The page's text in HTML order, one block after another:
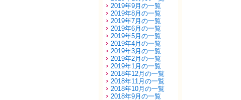
2019年9月の一覧
2019年8月の一覧
2019年7月の一覧
2019年6月の一覧
2019年5月の一覧
2019年4月の一覧
2019年3月の一覧
2019年2月の一覧
2019年1月の一覧
2018年12月の一覧
2018年11月の一覧
2018年10月の一覧
2018年9月の一覧